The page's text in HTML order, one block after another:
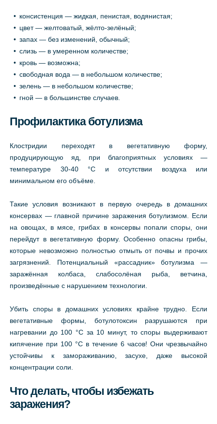
консистенция — жидкая, пенистая, водянистая;
цвет — желтоватый, жёлто-зелёный;
запах — без изменений, обычный;
слизь — в умеренном количестве;
кровь — возможна;
свободная вода — в небольшом количестве;
зелень — в небольшом количестве;
гной — в большинстве случаев.
Профилактика ботулизма
Клостридии переходят в вегетативную форму,
продуцирующую яд, при благоприятных условиях —
температуре 30-40 °С и отсутствии воздуха или
минимальном его объёме.
Такие условия возникают в первую очередь в домашних
консервах — главной причине заражения ботулизмом. Если
на овощах, в мясе, грибах в консервы попали споры, они
перейдут в вегетативную форму. Особенно опасны грибы,
которые невозможно полностью отмыть от почвы и прочих
загрязнений. Потенциальный «рассадник» ботулизма —
заражённая колбаса, слабосолёная рыба, ветчина,
произведённые с нарушением технологии.
Убить споры в домашних условиях крайне трудно. Если
вегетативные формы, ботулотоксин разрушаются при
нагревании до 100 °С за 10 минут, то споры выдерживают
кипячение при 100 °С в течение 6 часов! Они чрезвычайно
устойчивы к замораживанию, засухе, даже высокой
концентрации соли.
Что делать, чтобы избежать
заражения?